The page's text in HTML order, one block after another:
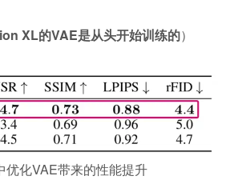
XL的VAE是从头开始训练的）
优化VAE带来的性能提升